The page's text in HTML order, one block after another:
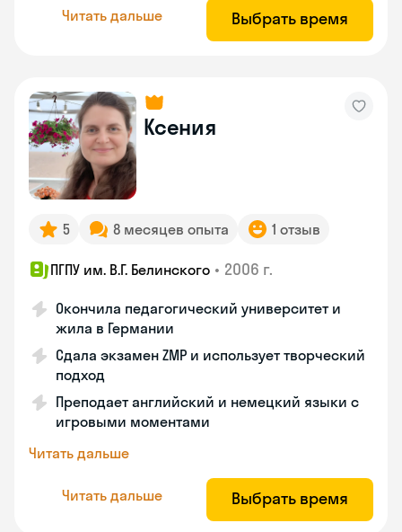
Читать дальше Выбрать время
Ксения
5 8 месяцев опыта 1 отзыв
ПГПУ им. В.Г. Белинского • 2006 г.
Окончила педагогический университет и
жила в Германии
Сдала экзамен ZMP и использует творческий
подход
Преподает английский и немецкий языки с
игровыми моментами
Читать дальше
Читать дальше Выбрать время